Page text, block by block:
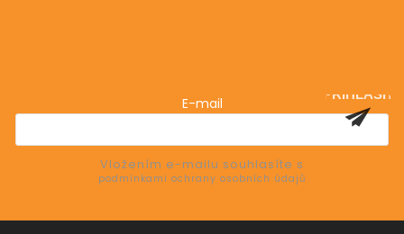
E-mail
Vložením e-mailu souhlasíte s
podmínkami ochrany osobních údajů
PŘIHLÁSIT